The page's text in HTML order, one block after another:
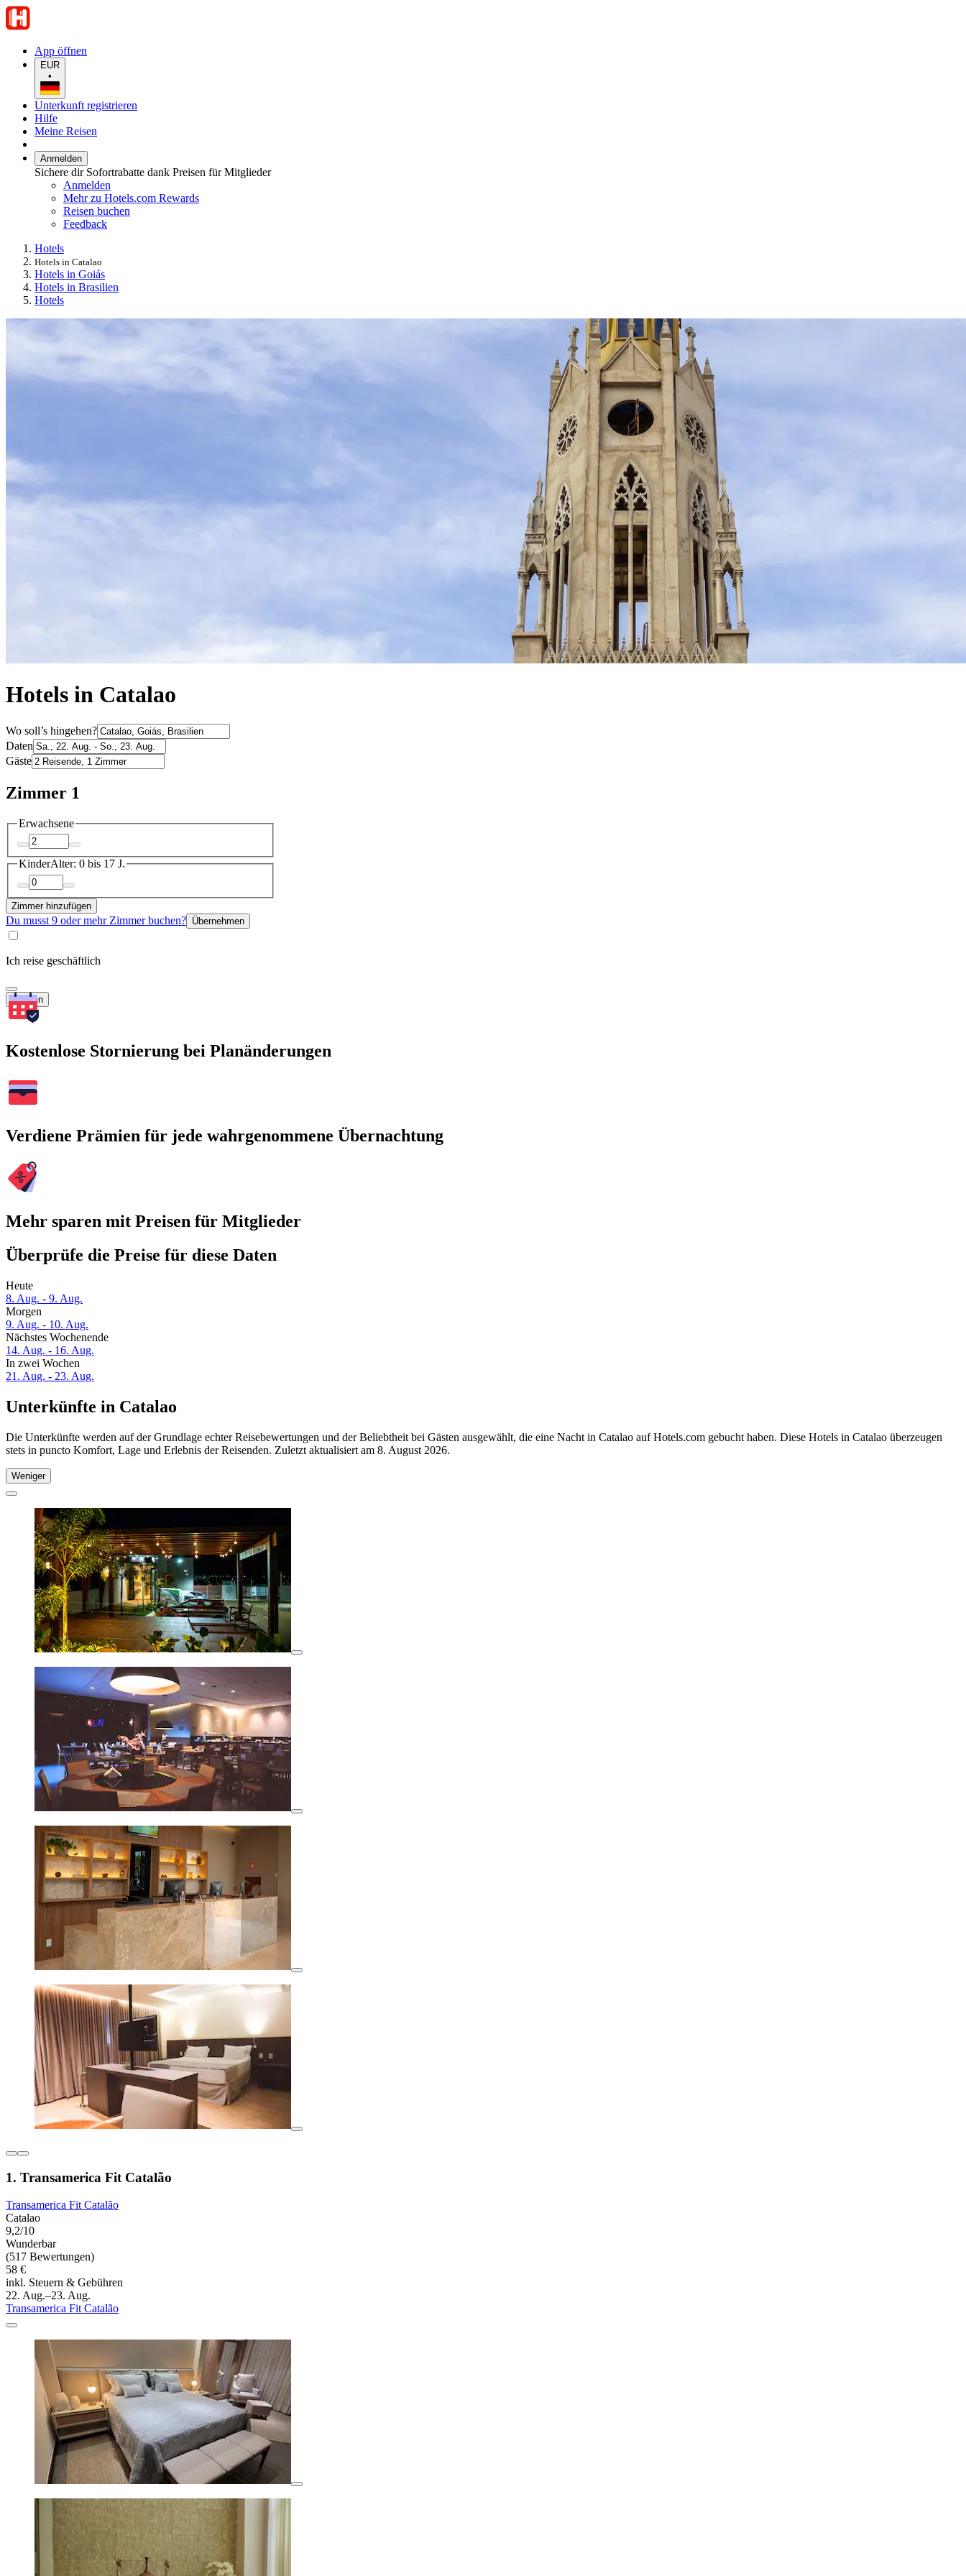
App öffnen
EUR
•
Unterkunft registrieren
Hilfe
Meine Reisen
Anmelden
Sichere dir Sofortrabatte dank Preisen für Mitglieder
Anmelden
Mehr zu Hotels.com Rewards
Reisen buchen
Feedback
Hotels
Hotels in Catalao
Hotels in Goiás
Hotels in Brasilien
Hotels
Hotels in Catalao
Wo soll’s hingehen?
Daten
Gäste
Zimmer 1
Erwachsene
KinderAlter: 0 bis 17 J.
Zimmer hinzufügen
Du musst 9 oder mehr Zimmer buchen? Übernehmen
Ich reise geschäftlich
Suchen
Kostenlose Stornierung bei Planänderungen
Verdiene Prämien für jede wahrgenommene Übernachtung
Mehr sparen mit Preisen für Mitglieder
Überprüfe die Preise für diese Daten
Heute
8. Aug. - 9. Aug.
Morgen
9. Aug. - 10. Aug.
Nächstes Wochenende
14. Aug. - 16. Aug.
In zwei Wochen
21. Aug. - 23. Aug.
Unterkünfte in Catalao
Die Unterkünfte werden auf der Grundlage echter Reisebewertungen und der Beliebtheit bei Gästen ausgewählt, die eine Nacht in Catalao auf Hotels.com gebucht haben. Diese Hotels in Catalao überzeugen
stets in puncto Komfort, Lage und Erlebnis der Reisenden. Zuletzt aktualisiert am 8. August 2026.
Weniger
1. Transamerica Fit Catalão
Transamerica Fit Catalão
Catalao
9,2/10
Wunderbar
(517 Bewertungen)
58 €
inkl. Steuern & Gebühren
22. Aug.–23. Aug.
Transamerica Fit Catalão